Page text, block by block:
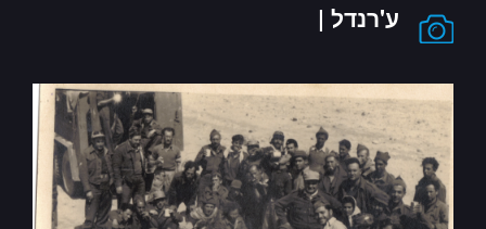
ע'רנדל |